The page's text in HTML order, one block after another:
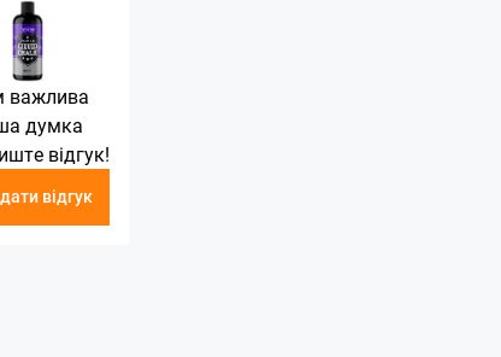
важлива
думка
відгук!
відгук